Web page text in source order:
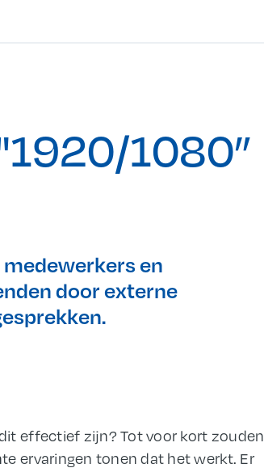
1080”
en
door externe
effectief zijn? Tot voor kort zouden
ervaringen tonen dat het werkt. Er